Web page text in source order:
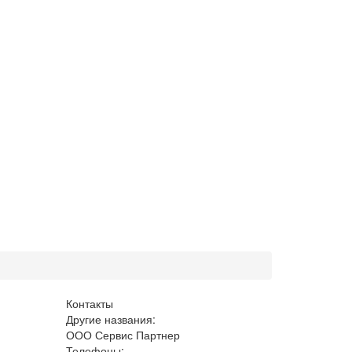
Контакты
Другие названия:
ООО Сервис Партнер